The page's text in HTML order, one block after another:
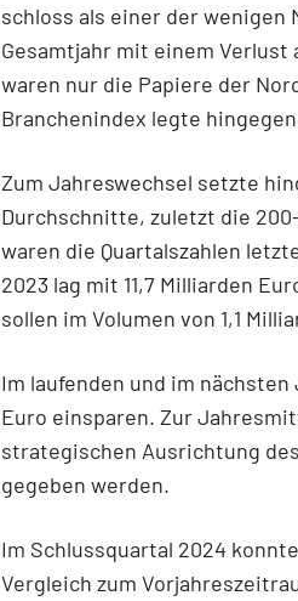
schloss als einer der wenigen
Gesamtjahr mit einem
waren nur die Papiere der
Branchenindex legte
Zum Jahreswechsel setzte
Durchschnitte, zuletzt die
waren die Quartalszahlen
2023 lag mit 11,7 Milliarden
sollen im Volumen von 1,1
Im laufenden und im
Euro einsparen. Zur
strategischen Ausrichtung
gegeben werden.
Im Schlussquartal 2024
Vergleich zum